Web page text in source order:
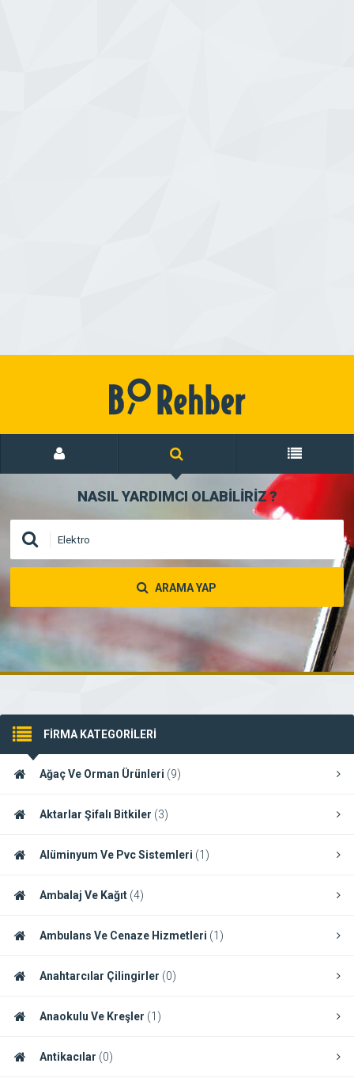
NASIL YARDIMCI OLABİLİRİZ?
ARAMA YAP
FİRMA KATEGORİLERİ
Ağaç Ve Orman Ürünleri (9)
Aktarlar Şifalı Bitkiler (3)
Alüminyum Ve Pvc Sistemleri (1)
Ambalaj Ve Kağıt (4)
Ambulans Ve Cenaze Hizmetleri (1)
Anahtarcılar Çilingirler (0)
Anaokulu Ve Kreşler (1)
Antikacılar (0)